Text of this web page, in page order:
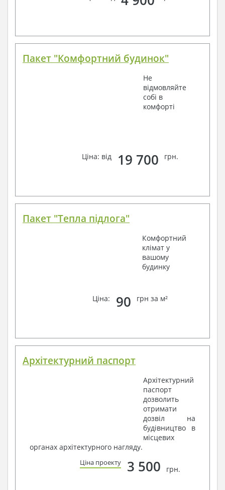
Пакет "Комфортний будинок"
Не
відмовляйте
собі в
комфорті
Ціна: від 19 700 грн.
Пакет "Тепла підлога"
Комфортний
клімат у
вашому
будинку
Ціна: 90 грн за м²
Архітектурний паспорт
Архітектурний
паспорт
дозволить
отримати
дозвіл на
будівництво в
місцевих
органах архітектурного нагляду.
Ціна проекту 3 500 грн.